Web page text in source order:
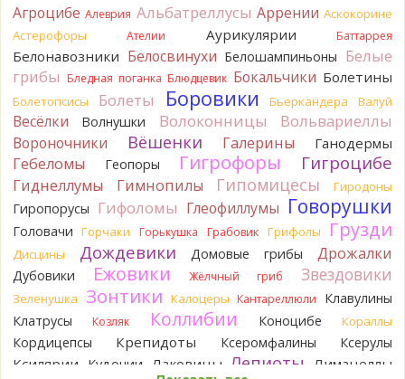
BorisM Однозначно польский!
6 часов назад
BorisM
Николай, дайте уточнение насчёт изменения
цвета гриба на срезе. Без этой информации до конца
сложно выбрать между жёлтым и собачьим груздями!
BorisM Очевидный подберезовик!
12 часов назад
Verona Рядовка скученная.
Юрий
Только сосны. Любит молодняк и растёт ещё по
краям лесных дорог.
1 день назад
Юрий
Бывает встречается и в чисто еловых лесах,но
основное его дерево конечно же лиственница. Под соснами
не растёт.
1 день назад
Зарлдыш мухомора.
Агроцибе Алеврия Альбатреллусы Аррении Аскокорине
Астерофоры
Ателии Аурикулярии Баттаррея
Белонавозники Белосвинухи Белошампиньоны Белые
грибы Бледная поганка Блюдцевик Бокальчики Болетины
Болетопсисы Болеты Боровики Бьеркандера Валуй
Весёлки Волнушки Волоконницы Вольвариеллы
Вороночники Вёшенки Галерины Ганодермы
Гебеломы Геопоры Гигрофоры Гигроцибе
Гиднеллумы Гимнопилы Гипомицесы Гиродоны
Гиропорусы Гифоломы Глеофиллумы Говорушки
Головачи Горчаки Горькушка Грабовик Грифолы Грузди
Дисцины Дождевики Домовые грибы Дрожалки
Дубовики Ежовики Жёлчный гриб Звездовики
Зеленушка Зонтики Калоцеры Кантареллюли
Клавулины
Клатрусы
Козляк Коллибии Коноцибе Кораллы
Кордицепсы Крепидоты Ксеромфалины Ксерулы
Ксилярии Кудонии Лаковицы Лепиоты Лимацеллы